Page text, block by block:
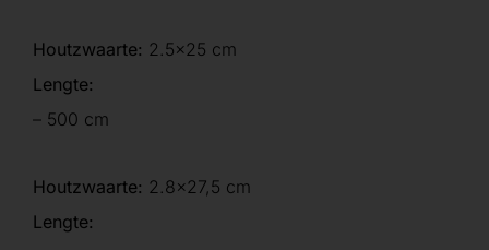
Houtzwaarte: 2.5×25 cm
Lengte:
– 500 cm
Houtzwaarte: 2.8×27,5 cm
Lengte: